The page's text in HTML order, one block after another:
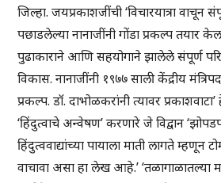
जिल्हा. जयप्रकाशजींची ‘विचारयात्रा वाचून
पछाडलेल्या नानाजींनी गोंडा प्रकल्प तयार
पुढाकाराने आणि सहयोगाने झालेले संपूर्ण
विकास. नानाजींनी १९७७ साली केंद्रीय
प्रकल्प. डॉ. दाभोळकरांनी त्यावर
‘हिंदुत्वाचे अन्वेषण’ करणारे जे विद्वान
हिंदुत्ववाद्यांच्या पायाला माती लागते म्हणून
वाचावा असा हा लेख आहे.’